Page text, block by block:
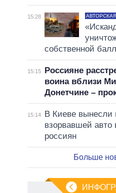
15:28
собственной
15:15
Россияне
воина вблизи
Донетчине –
15:14
В Киеве вынесли
взорвавшей авто
россиян
Больше